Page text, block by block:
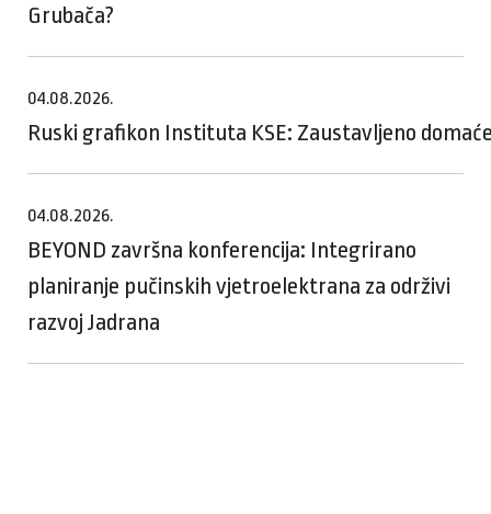
Grubača?
04.08.2026.
Ruski grafikon Instituta KSE: Zaustavljeno
04.08.2026.
BEYOND završna konferencija: Integrirano
planiranje pučinskih vjetroelektrana za održivi
razvoj Jadrana